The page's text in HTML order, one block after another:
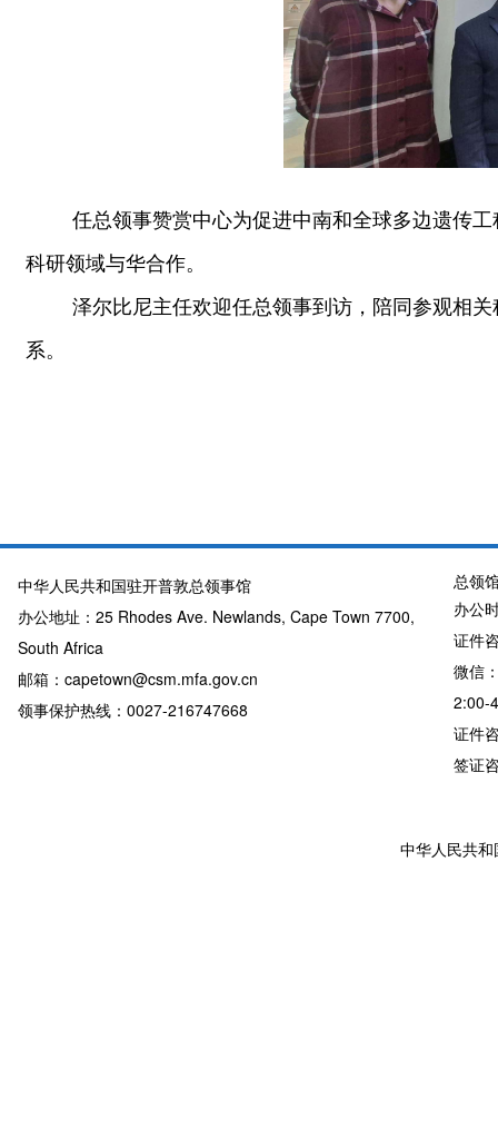
任总领事赞赏中心为促进中南和全球多边遗传
科研领域与华合作。
泽尔比尼主任欢迎任总领事到访，陪同参观相
系。
中华人民共和国驻开普敦总领事馆
办公地址：25 Rhodes Ave. Newlands, Cape Town 7700,
South Africa
邮箱：capetown@csm.mfa.gov.cn
领事保护热线：0027-216747668
总领
办公
证件
微信
2:00-
证件
签证
中华人民共